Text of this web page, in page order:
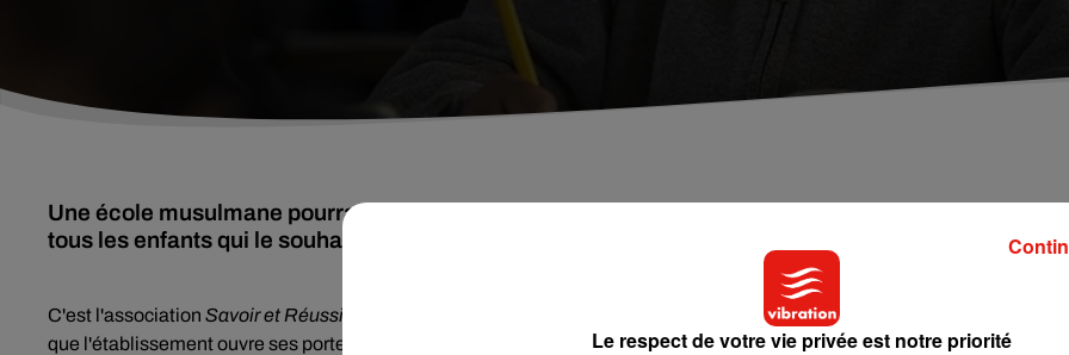
Une école musulmane pourrait ouvrir ses portes au Mans à la rentrée 2019. Elle serait ouverte à
tous les enfants qui le souhaitent. Explications.
C'est l'association Savoir et Réussir
qui souhaite monter un projet d'école privée musulmane. Le collectif voudrait même
que l'établissement ouvre ses portes pour la rentrée 2019, mais pour le moment il ne s'agit que d'un projet.
Le respect de votre vie privée est notre priorité